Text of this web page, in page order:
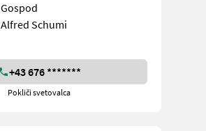
Gospod
Alfred Schumi
+43 676 *******
Pokliči svetovalca